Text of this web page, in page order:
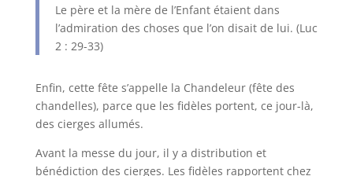
Le père et la mère de l’Enfant étaient dans
l’admiration des choses que l’on disait de lui. (Luc
2 : 29-33)
Enfin, cette fête s’appelle la Chandeleur (fête des
chandelles), parce que les fidèles portent, ce jour-là,
des cierges allumés.
Avant la messe du jour, il y a distribution et
bénédiction des cierges. Les fidèles rapportent chez